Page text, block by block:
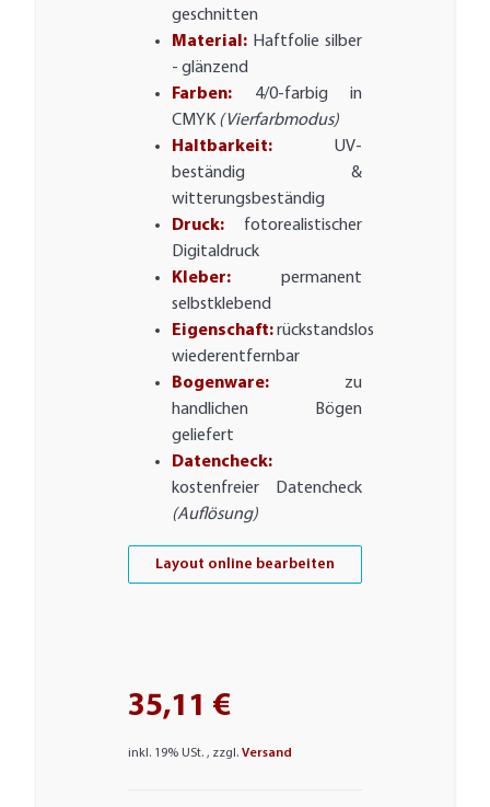
geschnitten
Material: Haftfolie silber
- glänzend
Farben: 4/0-farbig in
CMYK (Vierfarbmodus)
Haltbarkeit: UV-
beständig &
witterungsbeständig
Druck: fotorealistischer
Digitaldruck
Kleber: permanent
selbstklebend
Eigenschaft:rückstandslos
wiederentfernbar
Bogenware: zu
handlichen Bögen
geliefert
Datencheck:
kostenfreier Datencheck
(Auflösung)
Layout online bearbeiten
35,11 €
inkl. 19% USt. , zzgl.Versand